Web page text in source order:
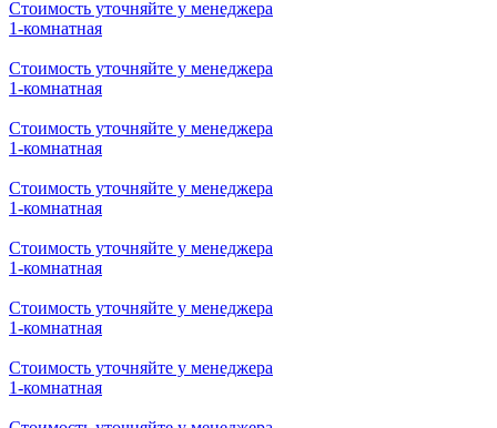
Стоимость уточняйте у менеджера
1-комнатная
Стоимость уточняйте у менеджера
1-комнатная
Стоимость уточняйте у менеджера
1-комнатная
Стоимость уточняйте у менеджера
1-комнатная
Стоимость уточняйте у менеджера
1-комнатная
Стоимость уточняйте у менеджера
1-комнатная
Стоимость уточняйте у менеджера
1-комнатная